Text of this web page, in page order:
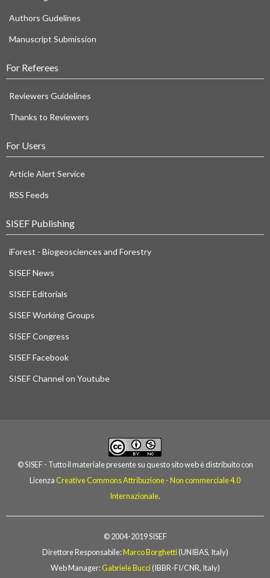
Authors Gudelines
Manuscript Submission
For Referees
Reviewers Guidelines
Thanks to Reviewers
For Users
Article Alert Service
RSS Feeds
SISEF Publishing
iForest - Biogeosciences and Forestry
SISEF News
SISEF Editorials
SISEF Working Groups
SISEF Congress
SISEF Facebook
SISEF Channel on Youtube
© SISEF - Tutto il materiale presente su questo sito web è distribuito con
Licenza Creative Commons Attribuzione - Non commerciale 4.0
Internazionale.
© 2004-2019 SISEF
Direttore Responsabile:Marco Borghetti(UNIBAS, Italy)
Web Manager:Gabriele Bucci(IBBR-FI/CNR, Italy)